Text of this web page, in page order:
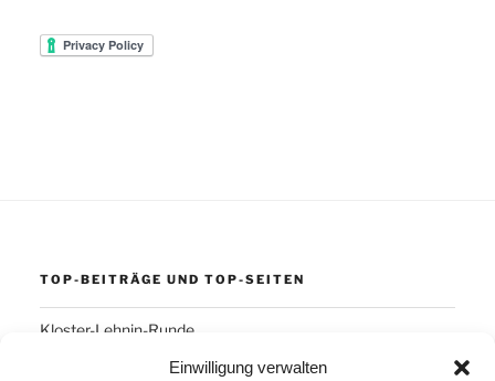
Einwilligung verwalten
TOP-BEITRÄGE UND TOP-SEITEN
Kloster-Lehnin-Runde